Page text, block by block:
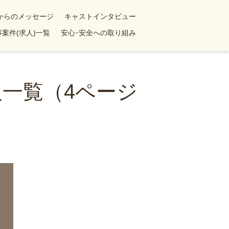
らのメッセージ
キャストインタビュー
案件(求人)一覧 安心･安全への取り組み
覧（4ページ